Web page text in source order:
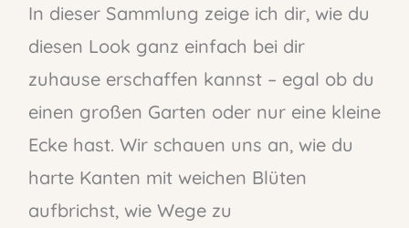
In dieser Sammlung zeige ich dir, wie du
diesen Look ganz einfach bei dir
zuhause erschaffen kannst – egal ob du
einen großen Garten oder nur eine kleine
Ecke hast. Wir schauen uns an, wie du
harte Kanten mit weichen Blüten
aufbrichst, wie Wege zu